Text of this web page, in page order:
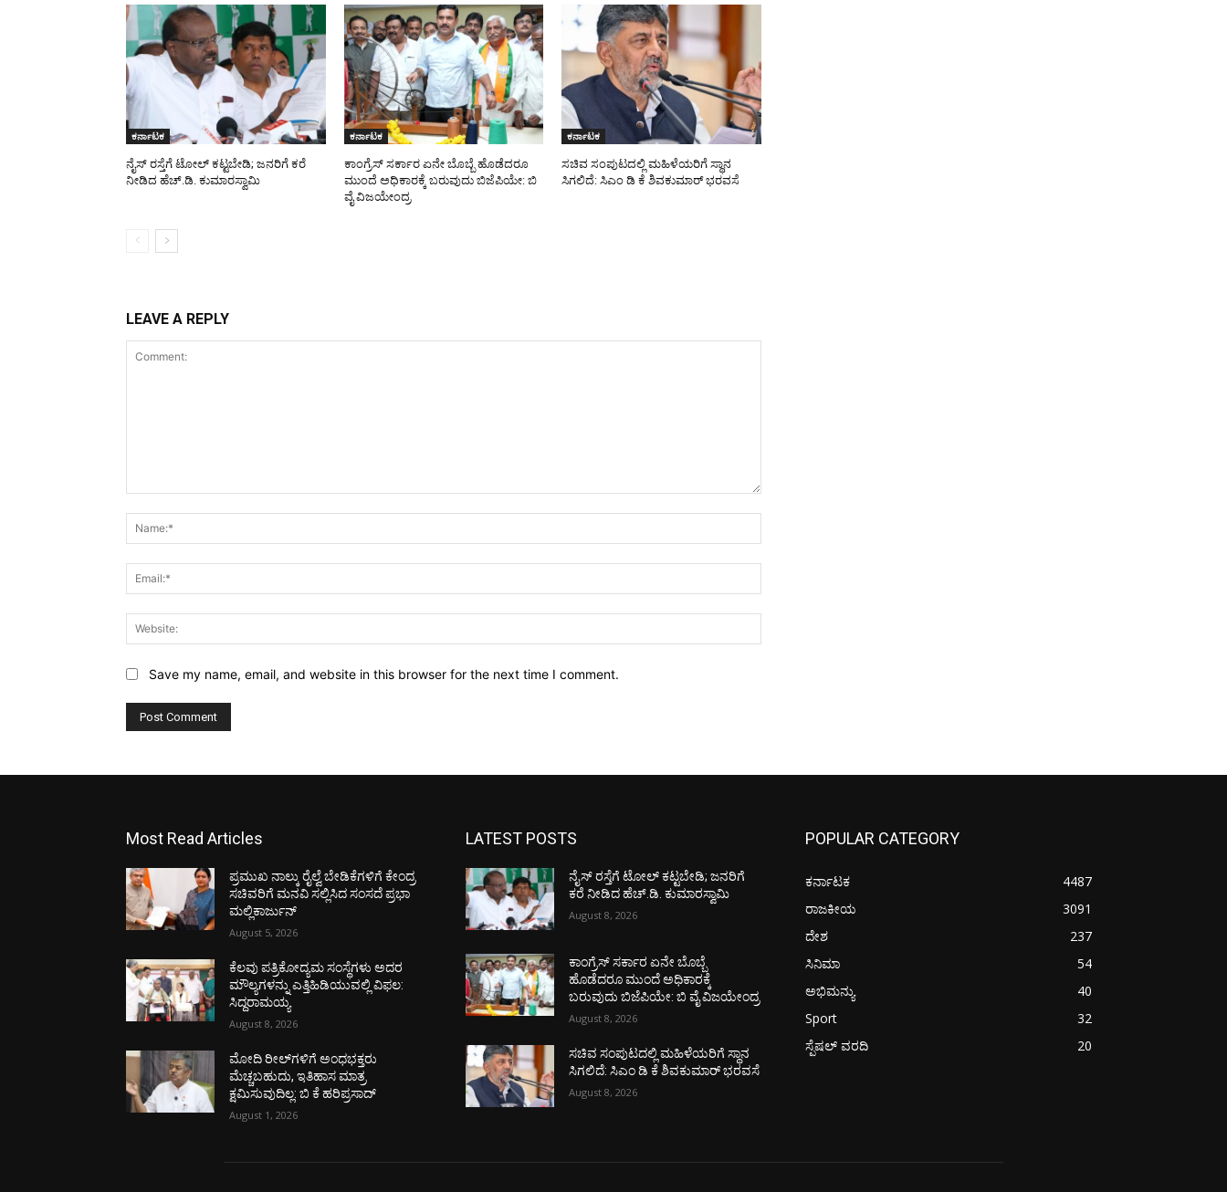
ಕರ್ನಾಟಕ
ನೈಸ್ ರಸ್ತೆಗೆ ಟೋಲ್ ಕಟ್ಟಬೇಡಿ; ಜನರಿಗೆ ಕರೆ
ನೀಡಿದ ಹೆಚ್.ಡಿ. ಕುಮಾರಸ್ವಾಮಿ
ಕರ್ನಾಟಕ
ಕಾಂಗ್ರೆಸ್ ಸರ್ಕಾರ ಏನೇ ಬೊಬ್ಬೆ ಹೊಡೆದರೂ
ಮುಂದೆ ಅಧಿಕಾರಕ್ಕೆ ಬರುವುದು ಬಿಜೆಪಿಯೇ: ಬಿ
ವೈ ವಿಜಯೇಂದ್ರ
ಕರ್ನಾಟಕ
ಸಚಿವ ಸಂಪುಟದಲ್ಲಿ ಮಹಿಳೆಯರಿಗೆ ಸ್ಥಾನ
ಸಿಗಲಿದೆ: ಸಿಎಂ ಡಿ ಕೆ ಶಿವಕುಮಾರ್ ಭರವಸೆ
LEAVE A REPLY
Save my name, email, and website in this browser for the next time I comment.
Most Read Articles
ಪ್ರಮುಖ ನಾಲ್ಕು ರೈಲ್ವೆ ಬೇಡಿಕೆಗಳಿಗೆ ಕೇಂದ್ರ
ಸಚಿವರಿಗೆ ಮನವಿ ಸಲ್ಲಿಸಿದ ಸಂಸದೆ ಪ್ರಭಾ
ಮಲ್ಲಿಕಾರ್ಜುನ್
August 5, 2026
ಕೆಲವು ಪತ್ರಿಕೋದ್ಯಮ ಸಂಸ್ಥೆಗಳು ಅದರ
ಮೌಲ್ಯಗಳನ್ನು ಎತ್ತಿಹಿಡಿಯುವಲ್ಲಿ ವಿಫಲ:
ಸಿದ್ದರಾಮಯ್ಯ
August 8, 2026
ಮೋದಿ ರೀಲ್‌ಗಳಿಗೆ ಅಂಧಭಕ್ತರು
ಮೆಚ್ಚಬಹುದು, ಇತಿಹಾಸ ಮಾತ್ರ
ಕ್ಷಮಿಸುವುದಿಲ್ಲ: ಬಿ ಕೆ ಹರಿಪ್ರಸಾದ್
August 1, 2026
LATEST POSTS
ನೈಸ್ ರಸ್ತೆಗೆ ಟೋಲ್ ಕಟ್ಟಬೇಡಿ; ಜನರಿಗೆ
ಕರೆ ನೀಡಿದ ಹೆಚ್.ಡಿ. ಕುಮಾರಸ್ವಾಮಿ
August 8, 2026
ಕಾಂಗ್ರೆಸ್ ಸರ್ಕಾರ ಏನೇ ಬೊಬ್ಬೆ
ಹೊಡೆದರೂ ಮುಂದೆ ಅಧಿಕಾರಕ್ಕೆ
ಬರುವುದು ಬಿಜೆಪಿಯೇ: ಬಿ ವೈ ವಿಜಯೇಂದ್ರ
August 8, 2026
ಸಚಿವ ಸಂಪುಟದಲ್ಲಿ ಮಹಿಳೆಯರಿಗೆ ಸ್ಥಾನ
ಸಿಗಲಿದೆ: ಸಿಎಂ ಡಿ ಕೆ ಶಿವಕುಮಾರ್ ಭರವಸೆ
August 8, 2026
POPULAR CATEGORY
ಕರ್ನಾಟಕ
4487
ರಾಜಕೀಯ
3091
ದೇಶ
237
ಸಿನಿಮಾ
54
ಅಭಿಮನ್ಯು
40
Sport
32
ಸ್ಪೆಷಲ್ ವರದಿ
20